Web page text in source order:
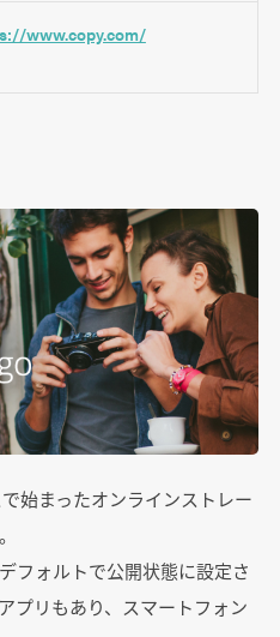
www.copy.com/
始まったオンラインストレー
フォルトで公開状態に設定さ
プリもあり、スマートフォン